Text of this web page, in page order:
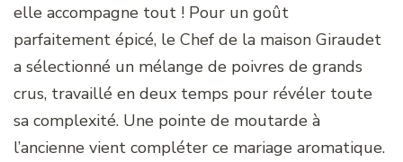
elle accompagne tout ! Pour un goût
parfaitement épicé, le Chef de la maison Giraudet
a sélectionné un mélange de poivres de grands
crus, travaillé en deux temps pour révéler toute
sa complexité. Une pointe de moutarde à
l’ancienne vient compléter ce mariage aromatique.